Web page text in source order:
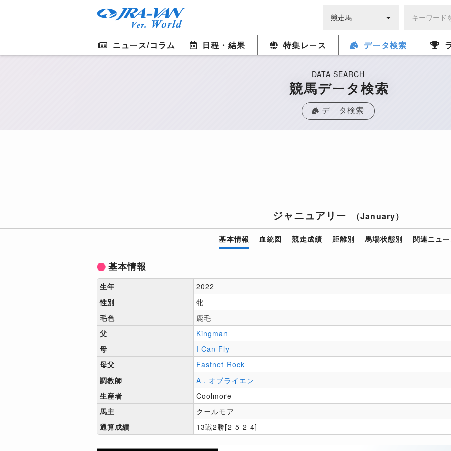
ニュース/コラム 日程・結果 特集レース データ検索
DATA SEARCH
競馬データ検索
データ検索
ジャニュアリー （January）
基本情報 血統図 競走成績 距離別 馬場状態別 関連ニュ
基本情報
生年
2022
性別
牝
毛色
鹿毛
父
Kingman
母
I Can Fly
母父
Fastnet Rock
調教師
A．オブライエン
生産者
Coolmore
馬主
クールモア
通算成績
13戦2勝[2-5-2-4]